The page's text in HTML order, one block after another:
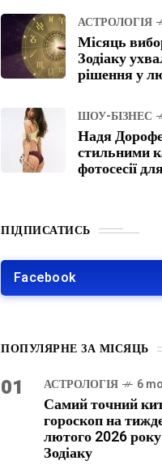
АСТРОЛОГІЯ
Місяць
Зодіаку
рішення у
ШОУ-БІЗНЕС
Надя
стильними
фотосесії
ПІДПИСАТИСЬ
Facebook
ПОПУЛЯРНЕ ЗА МІСЯЦЬ
01 АСТРОЛОГІЯ 6
Самий точний
гороскоп на
лютого 2026 року
Зодіаку